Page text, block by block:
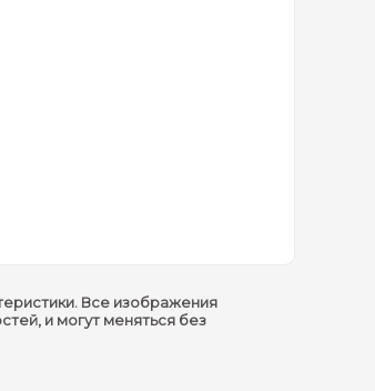
Все изображения
и могут меняться без